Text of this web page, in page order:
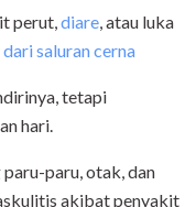
perut,diare, atau luka
saluran cerna
tetapi
hari.
paru, otak, dan
akibat penyakit